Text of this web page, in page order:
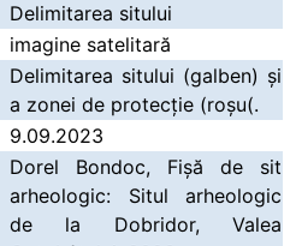
Delimitarea sitului
imagine satelitară
Delimitarea sitului (galben) și
a zonei de protecție (roșu(.
9.09.2023
Dorel Bondoc, Fișă de sit
arheologic: Situl arheologic
de la Dobridor, Valea